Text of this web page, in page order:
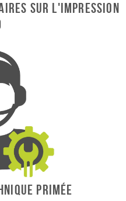
sur l'impression
PRIMÉE